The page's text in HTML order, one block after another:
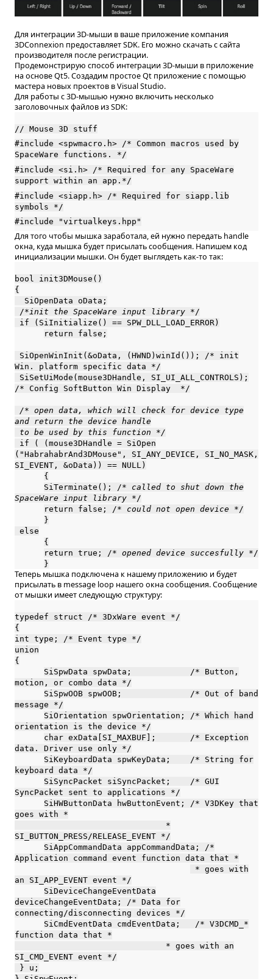
Для интеграции 3D-мыши в ваше приложение компания
3DСonnexion предоставляет SDK. Его можно скачать с сайта
производителя после регистрации.
Продемонстрирую способ интеграции 3D-мыши в приложение
на основе Qt5. Создадим простое Qt приложение с помощью
мастера новых проектов в Visual Studio.
Для работы с 3D-мышью нужно включить несколько
заголовочных файлов из SDK:
// Mouse 3D stuff
#include <spwmacro.h> /* Common macros used by
SpaceWare functions. */
#include <si.h> /* Required for any SpaceWare
support within an app.*/
#include <siapp.h> /* Required for siapp.lib
symbols */
#include "virtualkeys.hpp"
Для того чтобы мышка заработала, ей нужно передать handle
окна, куда мышка будет присылать сообщения. Напишем код
инициализации мышки. Он будет выглядеть как-то так:
bool init3DMouse()
{
SiOpenData oData;
/* init the SpaceWare input library */
if (SiInitialize() == SPW_DLL_LOAD_ERROR)
return false;
SiOpenWinInit(&oData, (HWND)winId()); /* init
Win. platform specific data */
SiSetUiMode(mouse3DHandle, SI_UI_ALL_CONTROLS);
/* Config SoftButton Win Display */
/* open data, which will check for device type
and return the device handle
to be used by this function */
if ( (mouse3DHandle = SiOpen
("HabrahabrAnd3DMouse", SI_ANY_DEVICE, SI_NO_MASK,
SI_EVENT, &oData)) == NULL)
{
SiTerminate(); /* called to shut down the
SpaceWare input library */
return false; /* could not open device */
}
else
{
return true; /* opened device succesfully */
}
Теперь мышка подключена к нашему приложению и будет
присылать в message loop нашего окна сообщения. Сообщение
от мышки имеет следующую структуру:
typedef struct /* 3DxWare event */
{
int type; /* Event type */
union
{
SiSpwData spwData; /* Button,
motion, or combo data */
SiSpwOOB spwOOB; /* Out of band
message */
SiOrientation spwOrientation; /* Which hand
orientation is the device */
char exData[SI_MAXBUF]; /* Exception
data. Driver use only */
SiKeyboardData spwKeyData; /* String for
keyboard data */
SiSyncPacket siSyncPacket; /* GUI
SyncPacket sent to applications */
SiHWButtonData hwButtonEvent; /* V3DKey that
goes with *
*
SI_BUTTON_PRESS/RELEASE_EVENT */
SiAppCommandData appCommandData; /*
Application command event function data that *
* goes with
an SI_APP_EVENT event */
SiDeviceChangeEventData
deviceChangeEventData; /* Data for
connecting/disconnecting devices */
SiCmdEventData cmdEventData; /* V3DCMD_*
function data that *
* goes with an
SI_CMD_EVENT event */
} u;